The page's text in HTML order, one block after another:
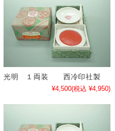
光明 １両装 西冷印社製
¥4,500(税込 ¥4,950)